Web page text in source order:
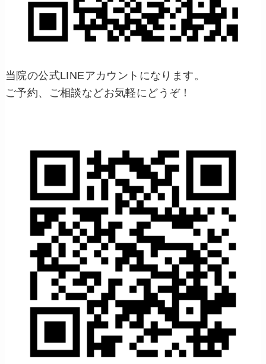
当院の公式LINEアカウントになります。
ご予約、ご相談などお気軽にどうぞ！